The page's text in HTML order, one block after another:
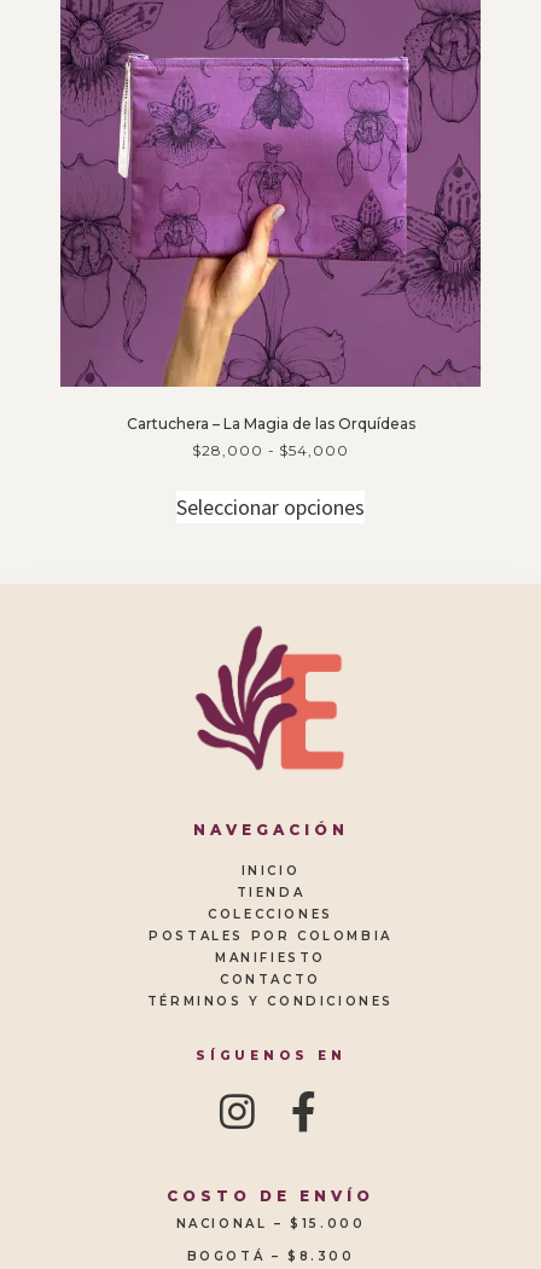
Cartuchera – La Magia de las Orquídeas
$28,000 - $54,000
Seleccionar opciones
NAVEGACIÓN
INICIO
TIENDA
COLECCIONES
POSTALES POR COLOMBIA
MANIFIESTO
CONTACTO
TÉRMINOS Y CONDICIONES
SÍGUENOS EN
COSTO DE ENVÍO
NACIONAL – $15.000
BOGOTÁ – $8.300